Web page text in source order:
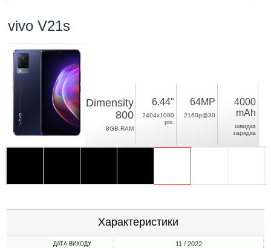
vivo V21s
Dimensity
800
8GB RAM
6.44"
2404x1080
pix.
64MP
2160p@30
4000
mAh
швидка
зарядка
Характеристики
ДАТА ВИХОДУ 11 / 2022